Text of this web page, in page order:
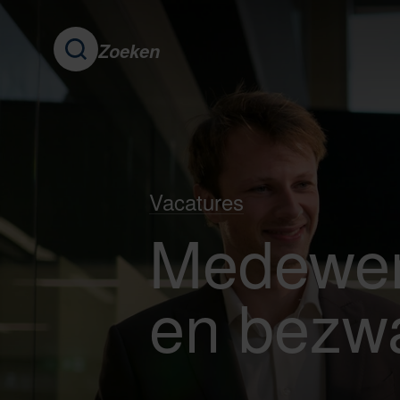
Zoeken
Dit doe jij De afdeling
Vacatures
en